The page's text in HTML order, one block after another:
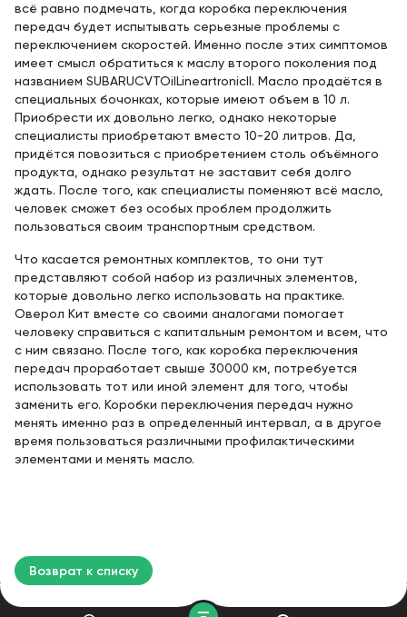
всё равно подмечать, когда коробка переключения
передач будет испытывать серьезные проблемы с
переключением скоростей. Именно после этих симптомов
имеет смысл обратиться к маслу второго поколения под
названием SUBARUCVTOilLineartronicII. Масло продаётся в
специальных бочонках, которые имеют объем в 10 л.
Приобрести их довольно легко, однако некоторые
специалисты приобретают вместо 10-20 литров. Да,
придётся повозиться с приобретением столь объёмного
продукта, однако результат не заставит себя долго
ждать. После того, как специалисты поменяют всё масло,
человек сможет без особых проблем продолжить
пользоваться своим транспортным средством.
Что касается ремонтных комплектов, то они тут
представляют собой набор из различных элементов,
которые довольно легко использовать на практике.
Оверол Кит вместе со своими аналогами помогает
человеку справиться с капитальным ремонтом и всем, что
с ним связано. После того, как коробка переключения
передач проработает свыше 30000 км, потребуется
использовать тот или иной элемент для того, чтобы
заменить его. Коробки переключения передач нужно
менять именно раз в определенный интервал, а в другое
время пользоваться различными профилактическими
элементами и менять масло.
Возврат к списку